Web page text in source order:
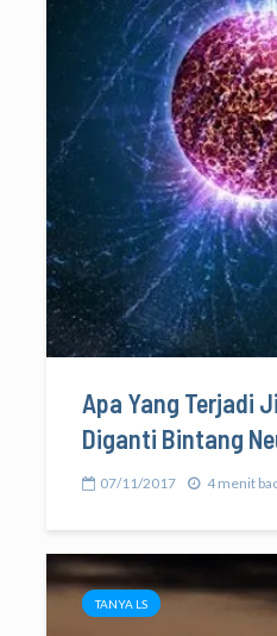
Apa Yang Terjadi
Diganti Bintang
07/11/2017 4 menit
TANYA LS